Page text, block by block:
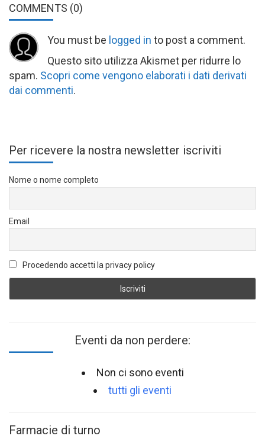
COMMENTS (0)
You must be logged in to post a comment.
Questo sito utilizza Akismet per ridurre lo
spam. Scopri come vengono elaborati i dati derivati
dai commenti.
Per ricevere la nostra newsletter iscriviti
Nome o nome completo
Email
Procedendo accetti la privacy policy
Eventi da non perdere:
Non ci sono eventi
tutti gli eventi
Farmacie di turno